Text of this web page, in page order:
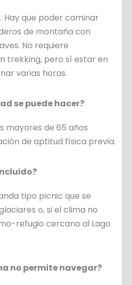
Hay que poder caminar
de montaña con
No requiere
trekking, pero sí estar en
varias horas.
se puede hacer?
mayores de 65 años
de aptitud física previa.
tipo picnic que se
o, si el clima no
refugio cercano al Lago
no permite navegar?